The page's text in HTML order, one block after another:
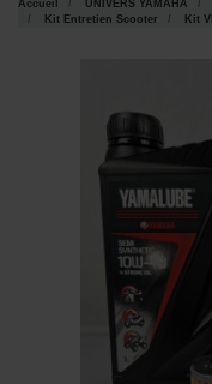
Accueil UNIVERS YAMAHA
Kit Entretien Scooter
Kit